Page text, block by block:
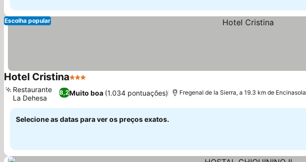
Escolha popular
Hotel Cristina3 Estrelas
8,2Muito boa (1.034 pontuações)
Restaurante
La Dehesa
Fregenal de la Sierra, a 19.3 km de Encinasola
Selecione as datas para ver os preços exatos.